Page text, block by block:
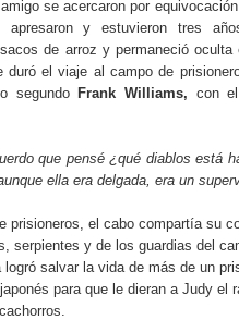
se acercaron por
apresaron y estuvieron tres
de arroz y permaneció oculta
el viaje al campo de
segundoFrank Williams, con
que pensé ¿qué diablos está
ella era delgada, era un
prisioneros, el cabo compartía su
serpientes y de los guardias del
salvar la vida de más de un
para que le dieran a Judy el